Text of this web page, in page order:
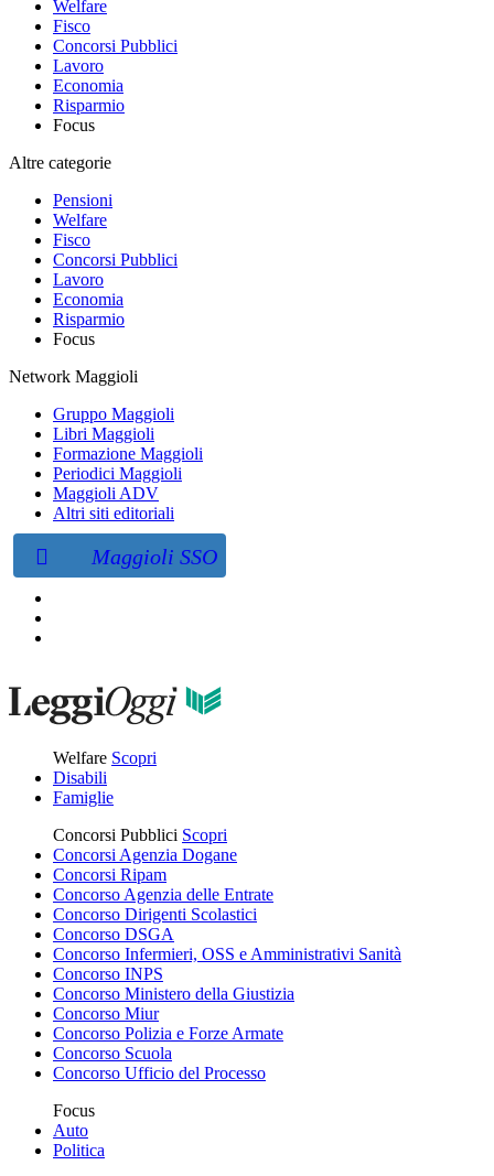
Welfare
Fisco
Concorsi Pubblici
Lavoro
Economia
Risparmio
Focus
Altre categorie
Pensioni
Welfare
Fisco
Concorsi Pubblici
Lavoro
Economia
Risparmio
Focus
Network Maggioli
Gruppo Maggioli
Libri Maggioli
Formazione Maggioli
Periodici Maggioli
Maggioli ADV
Altri siti editoriali
Maggioli SSO
Welfare Scopri
Disabili
Famiglie
Concorsi Pubblici Scopri
Concorsi Agenzia Dogane
Concorsi Ripam
Concorso Agenzia delle Entrate
Concorso Dirigenti Scolastici
Concorso DSGA
Concorso Infermieri, OSS e Amministrativi Sanità
Concorso INPS
Concorso Ministero della Giustizia
Concorso Miur
Concorso Polizia e Forze Armate
Concorso Scuola
Concorso Ufficio del Processo
Focus
Auto
Politica